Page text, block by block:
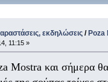
εκδηλώσεις / Poza
11:15 »
Mostra και σήμερα